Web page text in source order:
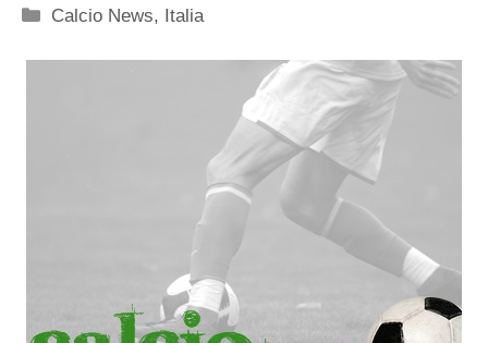
Categorie
Calcio News, Italia